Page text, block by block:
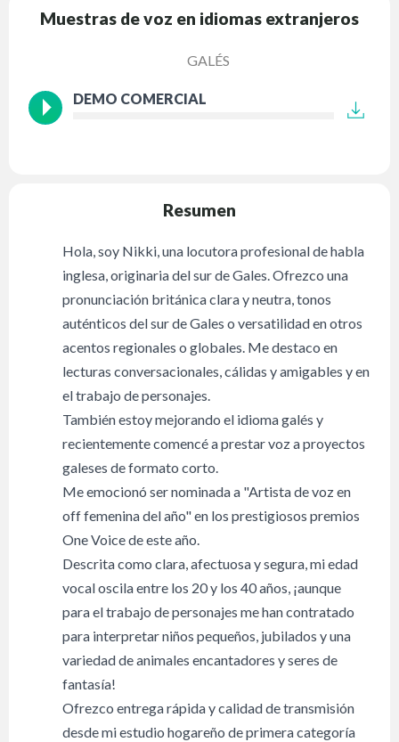
Muestras de voz en idiomas extranjeros
GALÉS
DEMO COMERCIAL
Resumen
Hola, soy Nikki, una locutora profesional de habla
inglesa, originaria del sur de Gales. Ofrezco una
pronunciación británica clara y neutra, tonos
auténticos del sur de Gales o versatilidad en otros
acentos regionales o globales. Me destaco en
lecturas conversacionales, cálidas y amigables y en
el trabajo de personajes.
También estoy mejorando el idioma galés y
recientemente comencé a prestar voz a proyectos
galeses de formato corto.
Me emocionó ser nominada a "Artista de voz en
off femenina del año" en los prestigiosos premios
One Voice de este año.
Descrita como clara, afectuosa y segura, mi edad
vocal oscila entre los 20 y los 40 años, ¡aunque
para el trabajo de personajes me han contratado
para interpretar niños pequeños, jubilados y una
variedad de animales encantadores y seres de
fantasía!
Ofrezco entrega rápida y calidad de transmisión
desde mi estudio hogareño de primera categoría